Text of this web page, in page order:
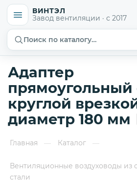
ВИНТЭЛ
Завод вентиляции · с 2017
Поиск по каталогу…
Адаптер
прямоугольный
круглой
диаметр 180 мм
Главная — Каталог —
Вентиляционные воздуховоды из
стали